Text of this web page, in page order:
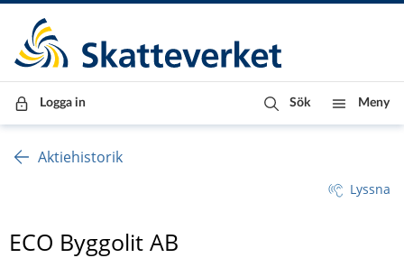
Till innehåll
Till navigationen
Till chattrobot
Logga in Sök Meny
Aktiehistorik
Lyssna
ECO Byggolit AB